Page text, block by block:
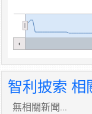
智利披索 相
無相關新聞...